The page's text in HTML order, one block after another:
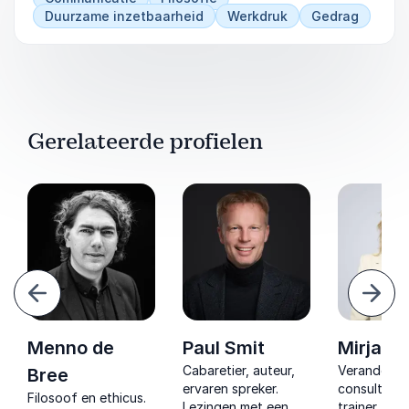
Duurzame inzetbaarheid
Werkdruk Gedrag
Gerelateerde profielen
Menno de
Bree
Filosoof en ethicus.
Paul Smit
Cabaretier, auteur,
ervaren spreker.
Mirjam
consultant